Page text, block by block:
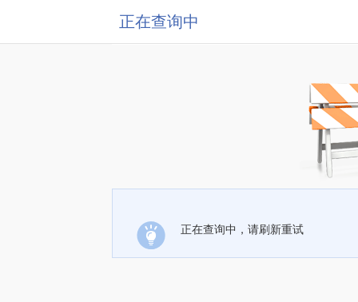
正在查询中
正在查询中，请刷新重试